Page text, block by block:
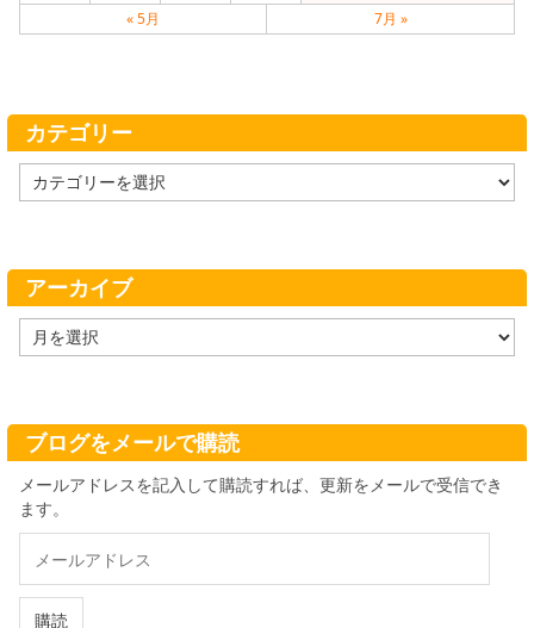
« 5月 7月 »
カテゴリー
テ
ー
アーカイブ
ー
ブ
ブログをメールで購読
メールアドレスを記入して購読すれば、更新をメールで受信でき
ます。
ル
購読